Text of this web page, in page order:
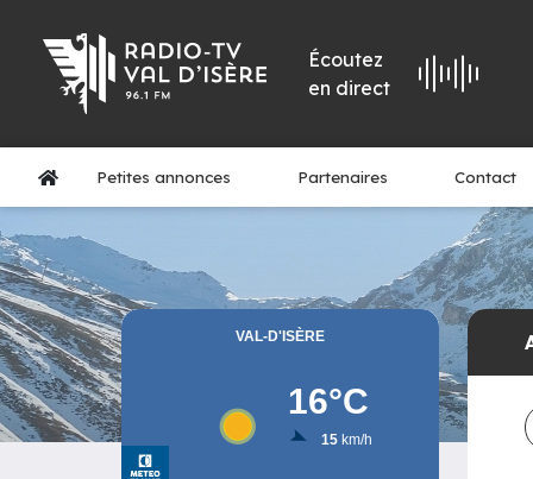
Écoutez
en direct
Petites annonces Partenaires Contact